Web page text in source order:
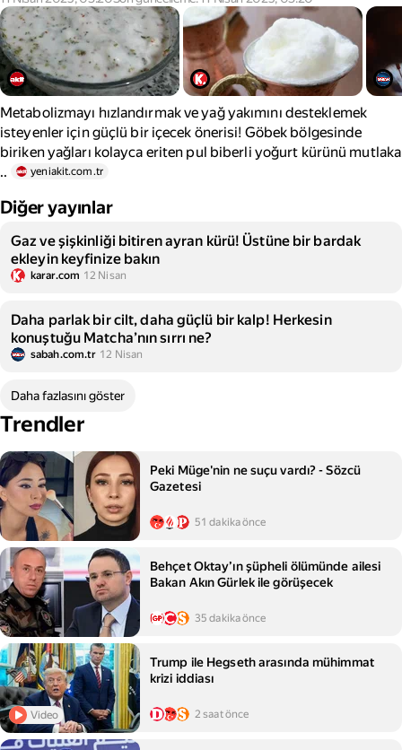
Metabolizmayı hızlandırmak ve yağ yakımını desteklemek
isteyenler için güçlü bir içecek önerisi! Göbek bölgesinde
biriken yağları kolayca eriten pul biberli yoğurt kürünü mutlaka
..
yeniakit.com.tr
Diğer yayınlar
Gaz ve şişkinliği bitiren ayran kürü! Üstüne bir bardak
ekleyin keyfinize bakın
karar.com 12 Nisan
Daha parlak bir cilt, daha güçlü bir kalp! Herkesin
konuştuğu Matcha’nın sırrı ne?
sabah.com.tr 12 Nisan
Daha fazlasını göster
Trendler
Peki Müge'nin ne suçu vardı? - Sözcü
Gazetesi
51 dakika önce
Behçet Oktay’ın şüpheli ölümünde ailesi
Bakan Akın Gürlek ile görüşecek
35 dakika önce
Video
Trump ile Hegseth arasında mühimmat
krizi iddiası
2 saat önce